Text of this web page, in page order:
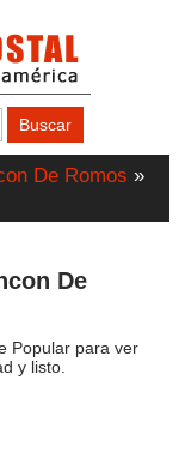
De Romos »
De
Popular para ver
y listo.